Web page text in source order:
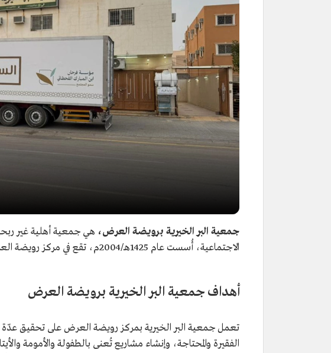
جمعية البر الخيرية برويضة العرض، هي جمعية أهلية غير
الاجتماعية، أُسست عام 1425هـ/2004م، تقع في مركز رويضة العرض في محافظة القويعية التابعة لمنطقة الرياض.
أهداف جمعية البر الخيرية برويضة العرض
تعمل جمعية البر الخيرية بمركز رويضة العرض على تحقيق عدّة
الفقيرة والمحتاجة، وإنشاء مشاريع تُعنى بالطفولة والأمومة